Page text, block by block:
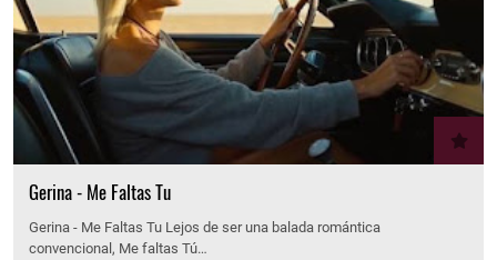
Gerina - Me Faltas Tu
Gerina - Me Faltas Tu Lejos de ser una balada romántica
convencional, Me faltas Tú…